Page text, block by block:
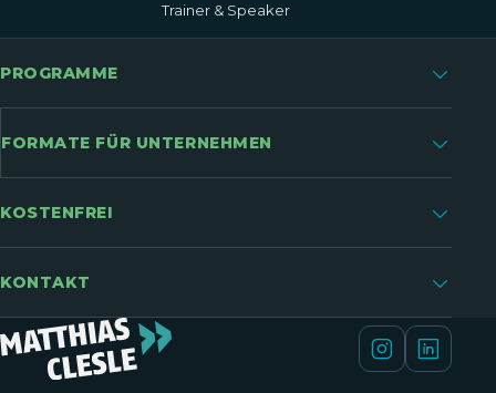
Trainer & Speaker
PROGRAMME
FORMATE FÜR UNTERNEHMEN
KOSTENFREI
KONTAKT